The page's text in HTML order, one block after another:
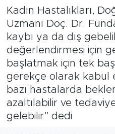
Kadın Hastalıkları,
Uzmanı Doç. Dr.
kaybı ya da dış
değerlendirmesi için
başlatmak için tek
gerekçe olarak kabul
bazı hastalarda
azaltılabilir ve
gelebilir” dedi
Magazin
Özel Haber
Politika
Resmi İlanlar